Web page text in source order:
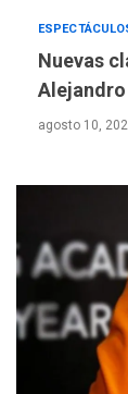
Nuevas
Alejandro
agosto 10,